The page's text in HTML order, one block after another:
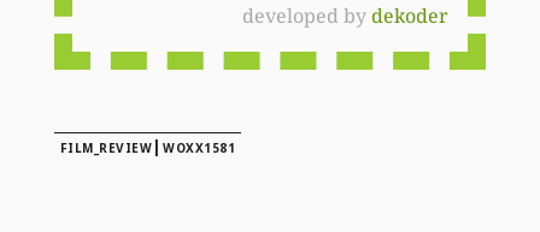
developed bydekoder
FILM_REVIEW |WOXX1581